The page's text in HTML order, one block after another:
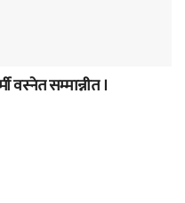
वस्नेत सम्मान्नीत ।